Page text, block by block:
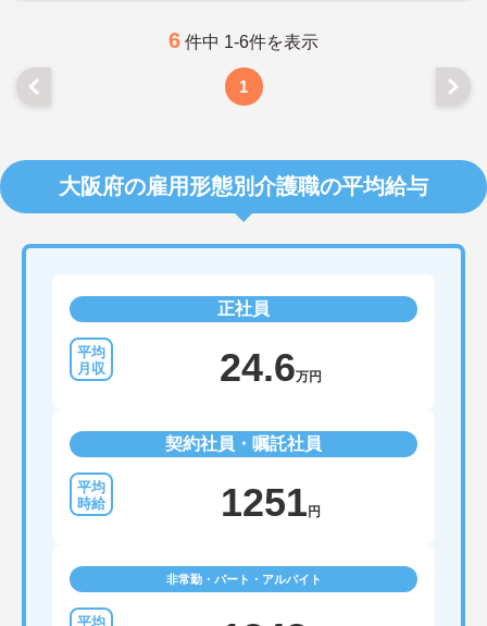
6 件中 1-6件を表示
1
大阪府の雇用形態別介護職の平均給与
正社員
24.6万円
契約社員・嘱託社員
1251 円
非常勤・パート・アルバイト